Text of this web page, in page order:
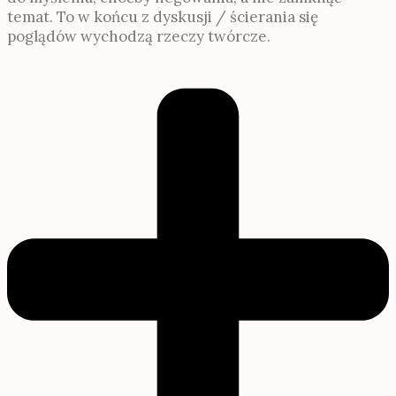
temat. To w końcu z dyskusji / ścierania się
poglądów wychodzą rzeczy twórcze.